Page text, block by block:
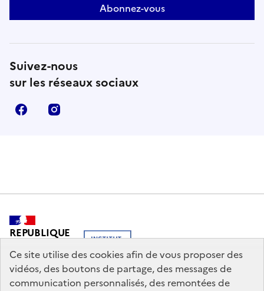
Ce site utilise des cookies afin de vous proposer des
vidéos, des boutons de partage, des messages de
communication personnalisés, des remontées de
Abonnez-vous
Suivez-nous
sur les réseaux sociaux
Facebook
REPUBLIQUE
FRANCAISE